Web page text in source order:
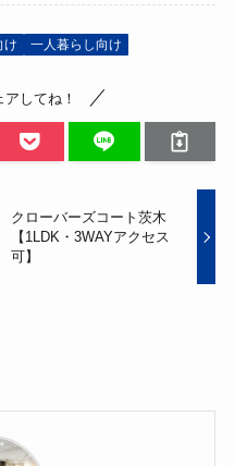
け 一人暮らし向け
してね！
クローバーズコート茨木
【1LDK・3WAYアクセス
可】